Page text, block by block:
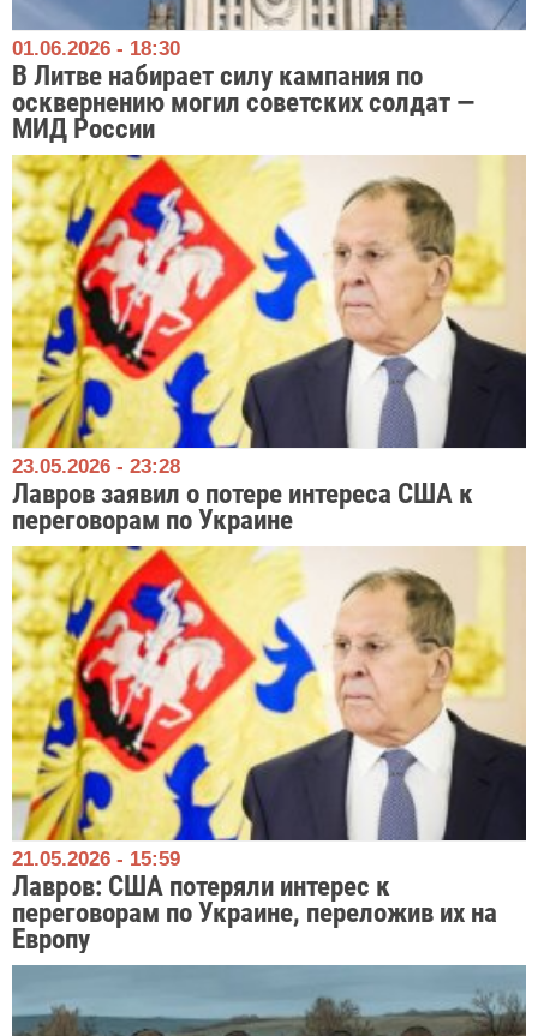
01.06.2026 - 18:30
В Литве набирает силу кампания по
осквернению могил советских солдат —
МИД России
23.05.2026 - 23:28
Лавров заявил о потере интереса США к
переговорам по Украине
21.05.2026 - 15:59
Лавров: США потеряли интерес к
переговорам по Украине, переложив их на
Европу